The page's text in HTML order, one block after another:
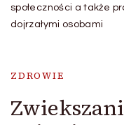
społeczności a także
dojrzałymi osobami
ZDROWIE